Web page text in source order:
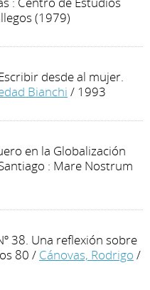
(1979)
desde al mujer.
Bianchi / 1993
en la Globalización
: Mare Nostrum
38. Una reflexión sobre
80 / Cánovas, Rodrigo /